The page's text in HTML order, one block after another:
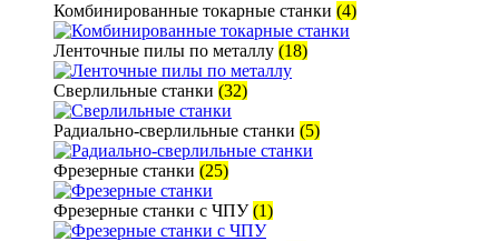
Комбинированные токарные станки (4)
Ленточные пилы по металлу (18)
Сверлильные станки (32)
Радиально-сверлильные станки (5)
Фрезерные станки (25)
Фрезерные станки с ЧПУ(1)